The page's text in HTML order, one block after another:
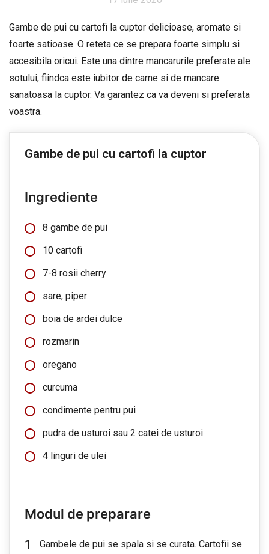
Gambe de pui cu cartofi la cuptor delicioase, aromate si
foarte satioase. O reteta ce se prepara foarte simplu si
accesibila oricui. Este una dintre mancarurile preferate ale
sotului, fiindca este iubitor de carne si de mancare
sanatoasa la cuptor. Va garantez ca va deveni si preferata
voastra.
Gambe de pui cu cartofi la cuptor
Ingrediente
8 gambe de pui
10 cartofi
7-8 rosii cherry
sare, piper
boia de ardei dulce
rozmarin
oregano
curcuma
condimente pentru pui
pudra de usturoi sau 2 catei de usturoi
4 linguri de ulei
Modul de preparare
Gambele de pui se spala si se curata. Cartofii se